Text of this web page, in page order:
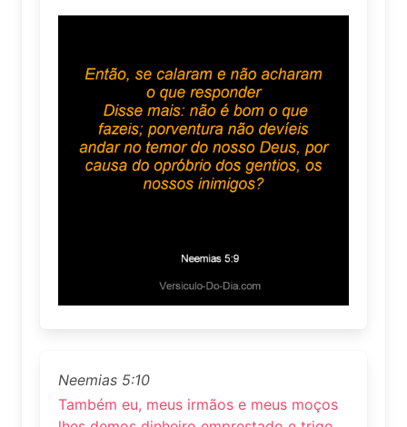
Neemias 5:10
Também eu, meus irmãos e meus moços